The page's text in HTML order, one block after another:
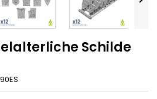
Schilde